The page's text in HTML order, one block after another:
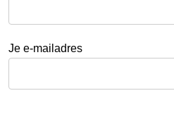
Je e-mailadres